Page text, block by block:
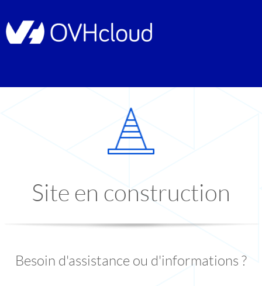
Site en construction
Besoin d'assistance ou d'informations ?